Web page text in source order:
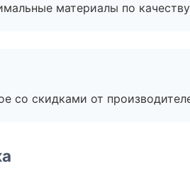
материалы по
со скидками от